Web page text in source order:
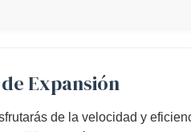
Expansión
de la velocidad y